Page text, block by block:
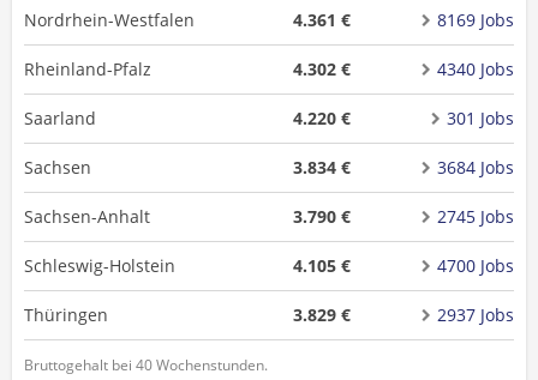
Nordrhein-Westfalen 4.361 € 8169 Jobs
Rheinland-Pfalz 4.302 € 4340 Jobs
Saarland 4.220 € 301 Jobs
Sachsen 3.834 € 3684 Jobs
Sachsen-Anhalt 3.790 € 2745 Jobs
Schleswig-Holstein 4.105 € 4700 Jobs
Thüringen 3.829 € 2937 Jobs
Bruttogehalt bei 40 Wochenstunden.